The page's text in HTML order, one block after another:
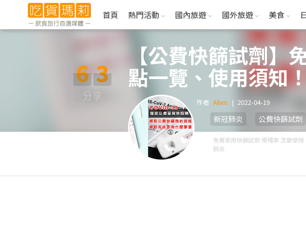
首頁 熱門活動 國內旅遊 國外旅遊 美食
6 3
分享
【公費快篩試劑】
點一覽、使用須知
作者 Allen | 2022-04-19
新冠肺炎 公費快篩試劑
免費家用快篩試劑 哪裡拿 怎麼使
肺炎